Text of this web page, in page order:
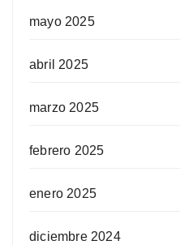
mayo 2025
abril 2025
marzo 2025
febrero 2025
enero 2025
diciembre 2024